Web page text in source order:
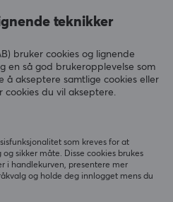
5 GHz
802.11n
teknologi
0%
teknikker
bruker cookies og lignende
en så god brukeropplevelse som
å akseptere samtlige cookies eller
cookies du vil akseptere.
som kreves for at
sikker måte. Disse cookies brukes
i handlekurven, presentere mer
og holde deg innlogget mens du